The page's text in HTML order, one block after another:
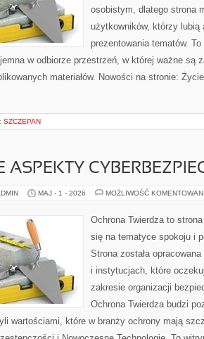
osobistym, dlatego strona
użytkowników, którzy lubią
prezentowania tematów.
w odbiorze przestrzeń, w której ważne są
materiałów. Nowości na stronie:
SZCZEPAN
ASPEKTY
MAJ - 1 - 2026 MOŻLIWOŚĆ
Ochrona Twierdza to
się na tematyce spokoju i
Strona została
i instytucjach, które
zakresie organizacji
Ochrona Twierdza budzi
wartościami, które w branży ochrony mają